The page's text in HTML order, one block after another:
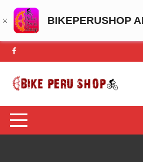
BIKEPERUSHOP
Saltar
al
contenido